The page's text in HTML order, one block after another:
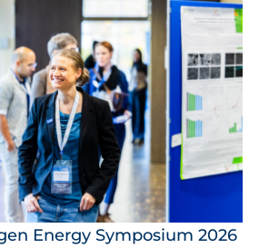
Energy Symposium 2026